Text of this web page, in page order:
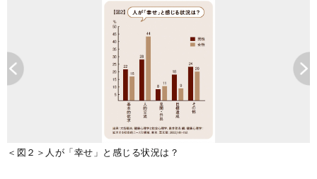
＜図２＞人が「幸せ」と感じる状況は？